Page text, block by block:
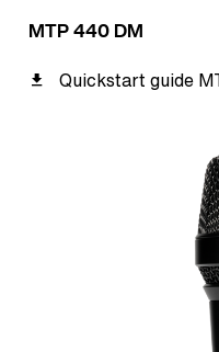
MTP 440 DM
Quickstart guide